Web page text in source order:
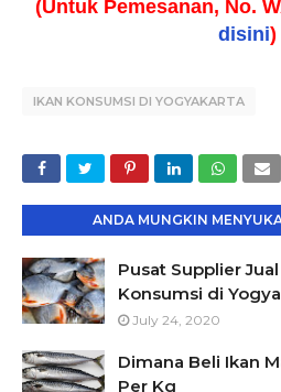
(Untuk Pemesanan, No.
disini)
IKAN KONSUMSI DI YOGYAKARTA
ANDA MUNGKIN
Pusat Supplier
Konsumsi di
July 24, 2020
Dimana Beli Ikan
Per Kg